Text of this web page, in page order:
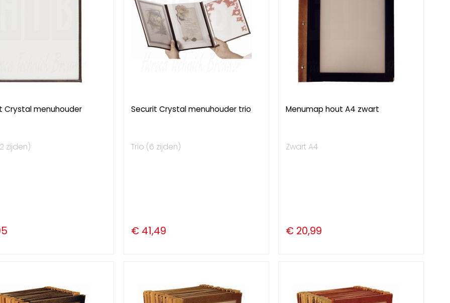
Crystal menuhouder
zijden)
Securit Crystal menuhouder trio
Trio (6 zijden)
€ 41,49
Menumap hout A4 zwart
Zwart A4
€ 20,99